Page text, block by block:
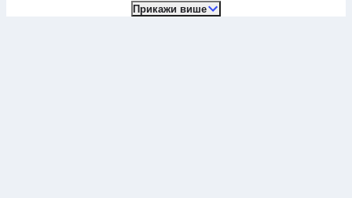
Прикажи више